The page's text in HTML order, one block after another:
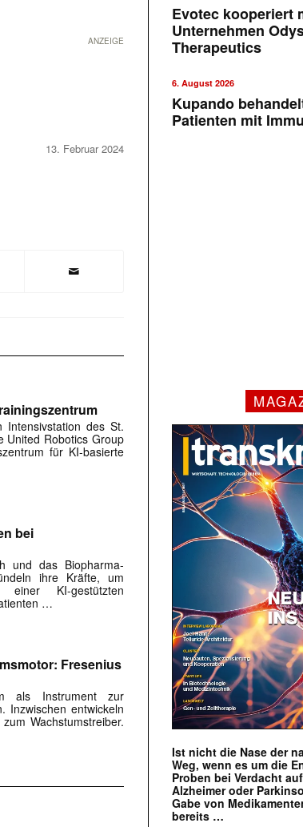
ANZEIGE
13. Februar 2024
Intensivstation des St.
United Robotics Group
für KI-basierte
bei
und das Biopharma-
ihre Kräfte, um
einer KI-gestützten
…
Fresenius
als Instrument zur
Inzwischen entwickeln
Wachstumstreiber.
Evotec kooperiert
Unternehmen
Therapeutics
6. August 2026
Kupando
Patienten mit
Ist nicht die Nase der
Weg, wenn es um die
Proben bei Verdacht
Alzheimer oder
Gabe von
bereits …